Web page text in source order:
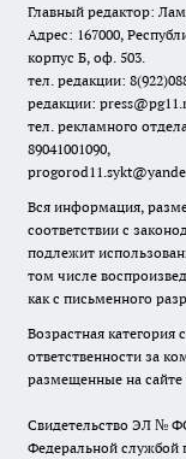
Главный редактор:
Адрес: 167000,
корпус Б, оф. 503.
тел. редакции:
редакции:
тел. рекламного
89041001090,
Вся информация,
соответствии с
подлежит
том числе
как с письменного
Возрастная категория
ответственности за
размещенные на сайте
Свидетельство ЭЛ №
Федеральной службой